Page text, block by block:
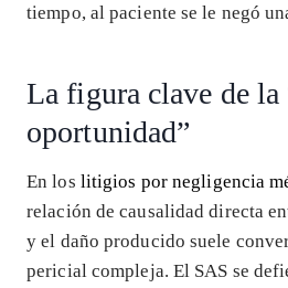
tiempo, al paciente se le negó
La figura clave de la
oportunidad”
En los litigios por negligencia
relación de causalidad directa
y el daño producido suele
pericial compleja. El SAS se